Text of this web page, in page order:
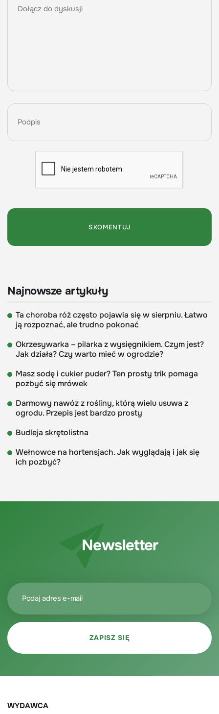
Najnowsze artykuły
Ta choroba róż często pojawia się w sierpniu. Łatwo
ją rozpoznać, ale trudno pokonać
Okrzesywarka – pilarka z wysięgnikiem. Czym jest?
Jak działa? Czy warto mieć w ogrodzie?
Masz sodę i cukier puder? Ten prosty trik pomaga
pozbyć się mrówek
Darmowy nawóz z rośliny, którą wielu usuwa z
ogrodu. Przepis jest bardzo prosty
Budleja skrętolistna
Wełnowce na hortensjach. Jak wyglądają i jak się
ich pozbyć?
Newsletter
WYDAWCA